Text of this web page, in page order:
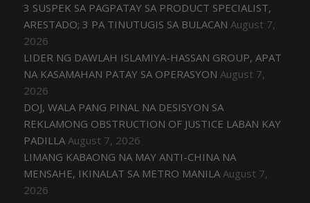
3 SUSPEK SA PAGPATAY SA PRODUCT SPECIALIST,
ARESTADO; 3 PA TINUTUGIS SA BULACAN August 7,
2026
LIDER NG DAWLAH ISLAMIYA-HASSAN GROUP, APAT
NA KASAMAHAN PATAY SA OPERASYON August 7,
2026
DOJ, WALA PANG PINAL NA DESISYON SA
REKLAMONG OBSTRUCTION OF JUSTICE LABAN KAY
PADILLA August 7, 2026
LIMANG KABAONG NA MAY ANTI-CHINA NA
MENSAHE, IKINALAT SA METRO MANILA August 7,
2026